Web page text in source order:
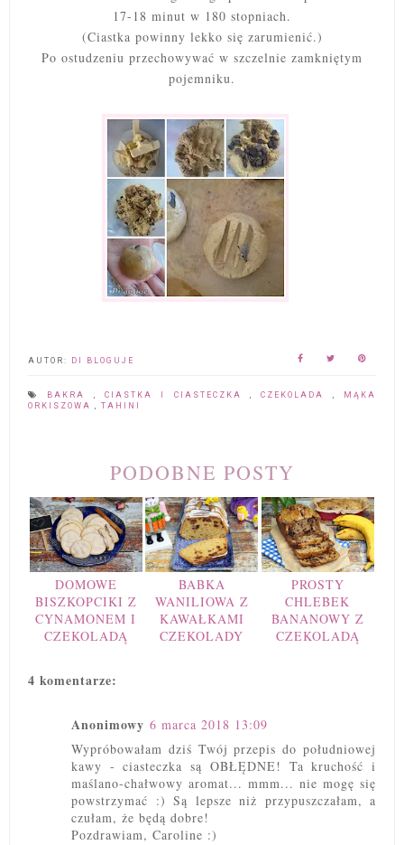
17-18 minut w 180 stopniach.
(Ciastka powinny lekko się zarumienić.)
Po ostudzeniu przechowywać w szczelnie zamkniętym
pojemniku.
AUTOR: DI BLOGUJE
BAKRA ,CIASTKA I CIASTECZKA,CZEKOLADA , MĄKA
ORKISZOWA , TAHINI
PODOBNE POSTY
DOMOWE
BISZKOPCIKI Z
CYNAMONEM I
CZEKOLADĄ
BABKA
WANILIOWA Z
KAWAŁKAMI
CZEKOLADY
PROSTY
CHLEBEK
BANANOWY Z
CZEKOLADĄ
4 komentarze:
Anonimowy 6 marca 2018 13:09
Wypróbowałam dziś Twój przepis do południowej
kawy - ciasteczka są OBŁĘDNE! Ta kruchość i
maślano-chałwowy aromat... mmm... nie mogę się
powstrzymać :) Są lepsze niż przypuszczałam, a
czułam, że będą dobre!
Pozdrawiam, Caroline :)